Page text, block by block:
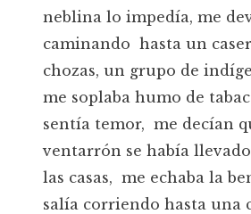
neblina lo impedía, me
caminando hasta un
chozas, un grupo de
me soplaba humo de
sentía temor, me decían
ventarrón se había
las casas, me echaba la
salía corriendo hasta una